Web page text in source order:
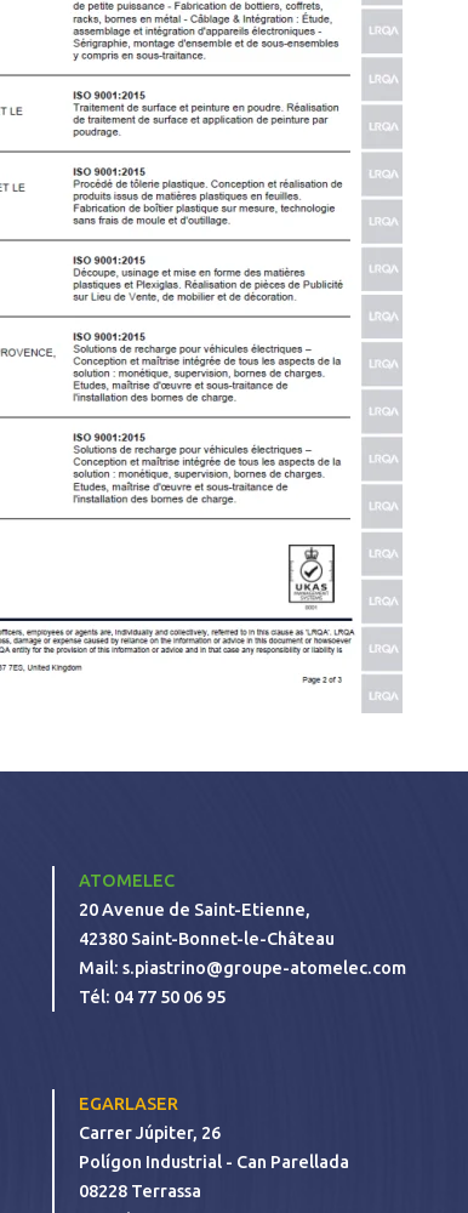
ATOMELEC
20 Avenue de Saint-Etienne,
42380 Saint-Bonnet-le-Château
Mail: s.piastrino@groupe-atomelec.com
Tél: 04 77 50 06 95
EGARLASER
Carrer Júpiter, 26
Polígon Industrial - Can Parellada
08228 Terrassa